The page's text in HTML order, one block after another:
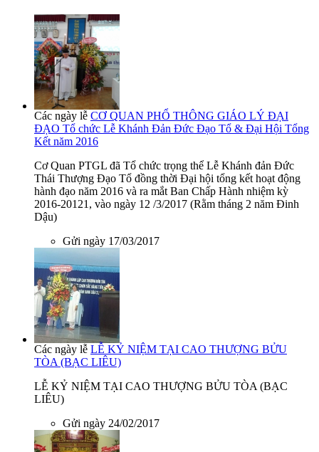
Các ngày lễ CƠ QUAN PHỔ THÔNG GIÁO LÝ ĐẠI
ĐẠO Tổ chức Lễ Khánh Đản Đức Đạo Tổ & Đại Hội Tổng
Kết năm 2016
Cơ Quan PTGL đã Tổ chức trọng thể Lễ Khánh đản Đức
Thái Thượng Đạo Tổ đồng thời Đại hội tổng kết hoạt động
hành đạo năm 2016 và ra mắt Ban Chấp Hành nhiệm kỳ
2016-20121, vào ngày 12 /3/2017 (Rằm tháng 2 năm Đinh
Dậu)
Gửi ngày 17/03/2017
Các ngày lễ LỄ KỶ NIỆM TẠI CAO THƯỢNG BỬU
TÒA (BẠC LIÊU)
LỄ KỶ NIỆM TẠI CAO THƯỢNG BỬU TÒA (BẠC
LIÊU)
Gửi ngày 24/02/2017